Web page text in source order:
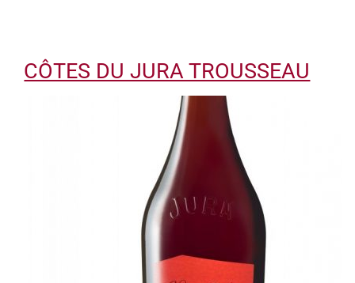
CÔTES DU JURA TROUSSEAU